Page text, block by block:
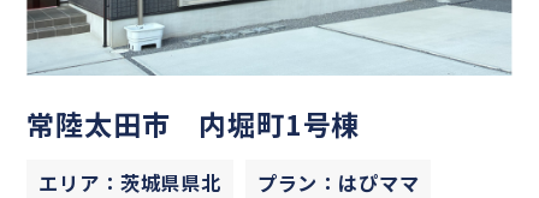
常陸太田市 内堀町1号棟
エリア：茨城県県北 プラン：はぴママ